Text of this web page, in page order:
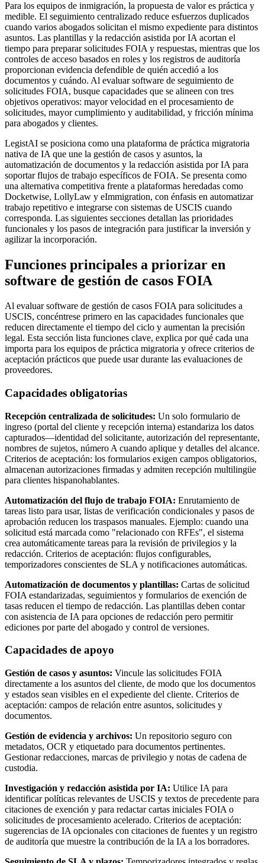
Para los equipos de inmigración, la propuesta de valor es práctica y
medible. El seguimiento centralizado reduce esfuerzos duplicados
cuando varios abogados solicitan el mismo expediente para distintos
asuntos. Las plantillas y la redacción asistida por IA acortan el
tiempo para preparar solicitudes FOIA y respuestas, mientras que los
controles de acceso basados en roles y los registros de auditoría
proporcionan evidencia defendible de quién accedió a los
documentos y cuándo. Al evaluar software de seguimiento de
solicitudes FOIA, busque capacidades que se alineen con tres
objetivos operativos: mayor velocidad en el procesamiento de
solicitudes, mayor cumplimiento y auditabilidad, y fricción mínima
para abogados y clientes.
LegistAI se posiciona como una plataforma de práctica migratoria
nativa de IA que une la gestión de casos y asuntos, la
automatización de documentos y la redacción asistida por IA para
soportar flujos de trabajo específicos de FOIA. Se presenta como
una alternativa competitiva frente a plataformas heredadas como
Docketwise, LollyLaw y eImmigration, con énfasis en automatizar
trabajo repetitivo e integrarse con sistemas de USCIS cuando
corresponda. Las siguientes secciones detallan las prioridades
funcionales y los pasos de integración para justificar la inversión y
agilizar la incorporación.
Funciones principales a priorizar en
software de gestión de casos FOIA
Al evaluar software de gestión de casos FOIA para solicitudes a
USCIS, concéntrese primero en las capacidades funcionales que
reducen directamente el tiempo del ciclo y aumentan la precisión
legal. Esta sección lista funciones clave, explica por qué cada una
importa para los equipos de práctica migratoria y ofrece criterios de
aceptación prácticos que puede usar durante las evaluaciones de
proveedores.
Capacidades obligatorias
Recepción centralizada de solicitudes: Un solo formulario de
ingreso (portal del cliente y recepción interna) estandariza los datos
capturados—identidad del solicitante, autorización del representante,
nombres de sujetos, número A cuando aplique y detalles del alcance.
Criterios de aceptación: los formularios exigen campos obligatorios,
almacenan autorizaciones firmadas y admiten recepción multilingüe
para clientes hispanohablantes.
Automatización del flujo de trabajo FOIA: Enrutamiento de
tareas listo para usar, listas de verificación condicionales y pasos de
aprobación reducen los traspasos manuales. Ejemplo: cuando una
solicitud está marcada como "relacionado con RFEs", el sistema
crea automáticamente tareas para la revisión de privilegios y la
redacción. Criterios de aceptación: flujos configurables,
temporizadores conscientes de SLA y notificaciones automáticas.
Automatización de documentos y plantillas: Cartas de solicitud
FOIA estandarizadas, seguimientos y formularios de exención de
tasas reducen el tiempo de redacción. Las plantillas deben contar
con asistencia de IA para opciones de redacción pero permitir
ediciones por parte del abogado y control de versiones.
Capacidades de apoyo
Gestión de casos y asuntos: Vincule las solicitudes FOIA
directamente a los asuntos del cliente, de modo que los documentos
y estados sean visibles en el expediente del cliente. Criterios de
aceptación: campos de relación entre asuntos, solicitudes y
documentos.
Gestión de evidencia y archivos: Un repositorio seguro con
metadatos, OCR y etiquetado para documentos pertinentes.
Gestionar redacciones, marcas de privilegio y notas de cadena de
custodia.
Investigación y redacción asistida por IA: Utilice IA para
identificar políticas relevantes de USCIS y textos de precedente para
citaciones de exención y para redactar cartas iniciales FOIA o
solicitudes de procesamiento acelerado. Criterios de aceptación:
sugerencias de IA opcionales con citaciones de fuentes y un registro
de auditoría que muestre la contribución de la IA a los borradores.